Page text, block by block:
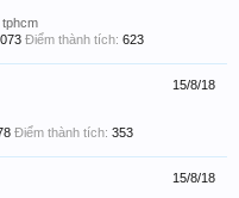
tphcm
Điểm thành tích: 623
15/8/18
Điểm thành tích: 353
15/8/18